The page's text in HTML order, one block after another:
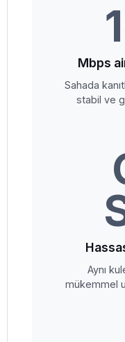
Mbps
Sahada
stabil ve
Aynı
mükemmel